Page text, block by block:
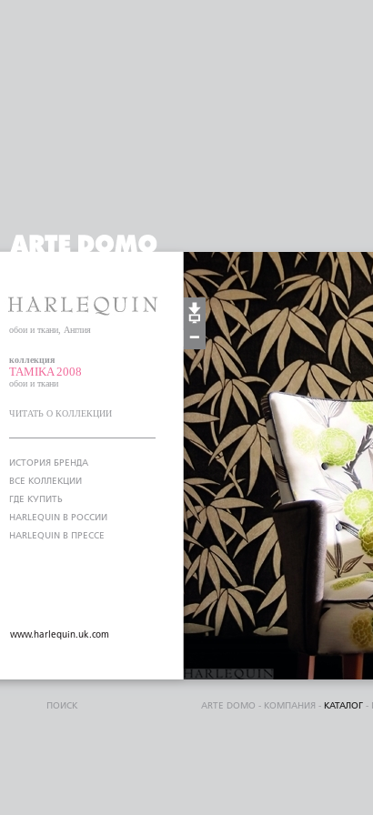
обои и ткани, Англия
коллекция
TAMIKA 2008
обои и ткани
ЧИТАТЬ О КОЛЛЕКЦИИ
ИСТОРИЯ БРЕНДА
ВСЕ КОЛЛЕКЦИИ
ГДЕ КУПИТЬ
HARLEQUIN В РОССИИ
HARLEQUIN В ПРЕССЕ
www.harlequin.uk.com
ПОИСК ARTE DOMO - КОМПАНИЯ - КАТАЛОГ -